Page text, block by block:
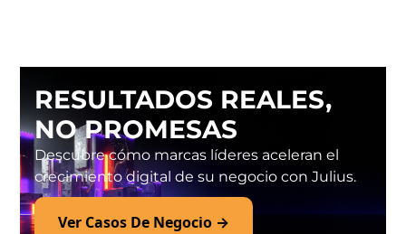
RESULTADOS REALES,
NO PROMESAS
Descubre cómo marcas líderes aceleran el
crecimiento digital de su negocio con Julius.
Ver Casos De Negocio →